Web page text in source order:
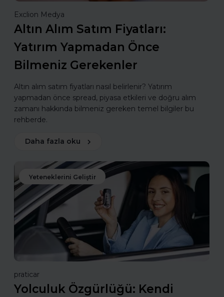
Exclion Medya
Altın Alım Satım Fiyatları:
Yatırım Yapmadan Önce
Bilmeniz Gerekenler
Altın alım satım fiyatları nasıl belirlenir? Yatırım
yapmadan önce spread, piyasa etkileri ve doğru alım
zamanı hakkında bilmeniz gereken temel bilgiler bu
rehberde.
Daha fazla oku
Yeteneklerini Geliştir
praticar
Yolculuk Özgürlüğü: Kendi